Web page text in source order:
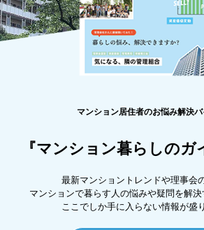
マンション居住者のお悩み解決バ
『マンション暮らしのガ
最新マンショントレンドや理事会
マンションで暮らす人の悩みや疑問を解決
ここでしか手に入らない情報が盛